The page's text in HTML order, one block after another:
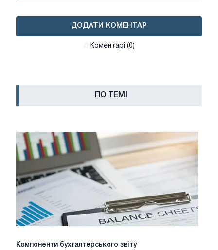
ДОДАТИ КОМЕНТАР
Коментарі (0)
ПО ТЕМІ
Компоненти
Компоненти бухгалтерського звіту